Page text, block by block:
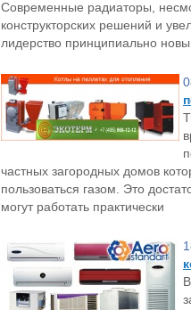
Современные радиаторы,
конструкторских решений и
лидерство принципиально
частных загородных домов
пользоваться газом. Это
могут работать практически